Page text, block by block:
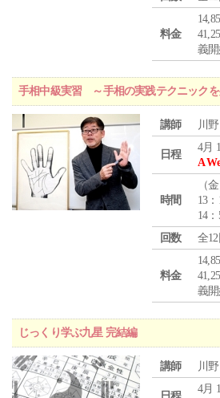
料金
義開
手相中級実習 ～手相の実践テクニックを
講師 川
日程
4月
A
時間
（金
13
14
回数
全
料金
義開
じっくり学ぶ九星 完結編
講師 川
4月